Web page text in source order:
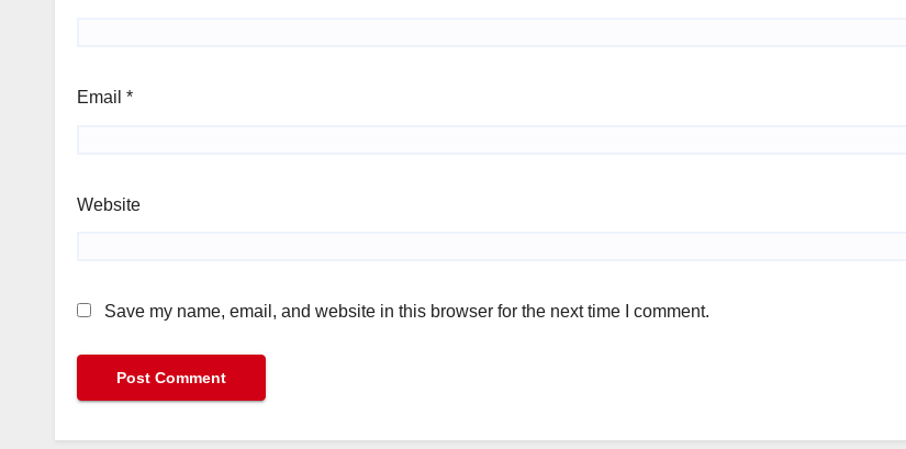
Email *
Website
Save my name, email, and website in this browser for the next time I comment.